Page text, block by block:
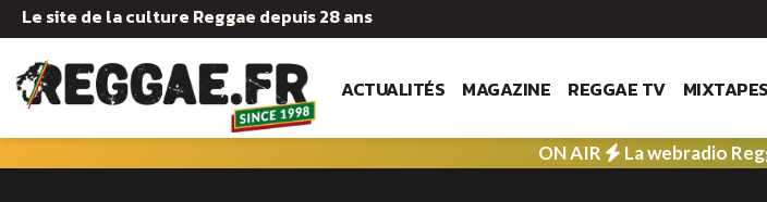
Le site de la culture Reggae depuis 28 ans
ACTUALITÉS MAGAZINE REGGAE TV MIXTAPES
ON AIR La webradio